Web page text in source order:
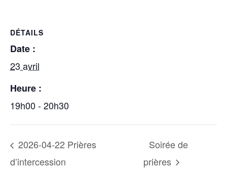
DÉTAILS
Date :
23 avril
Heure :
19h00 - 20h30
2026-04-22 Prières
d’intercession
Soirée de
prières